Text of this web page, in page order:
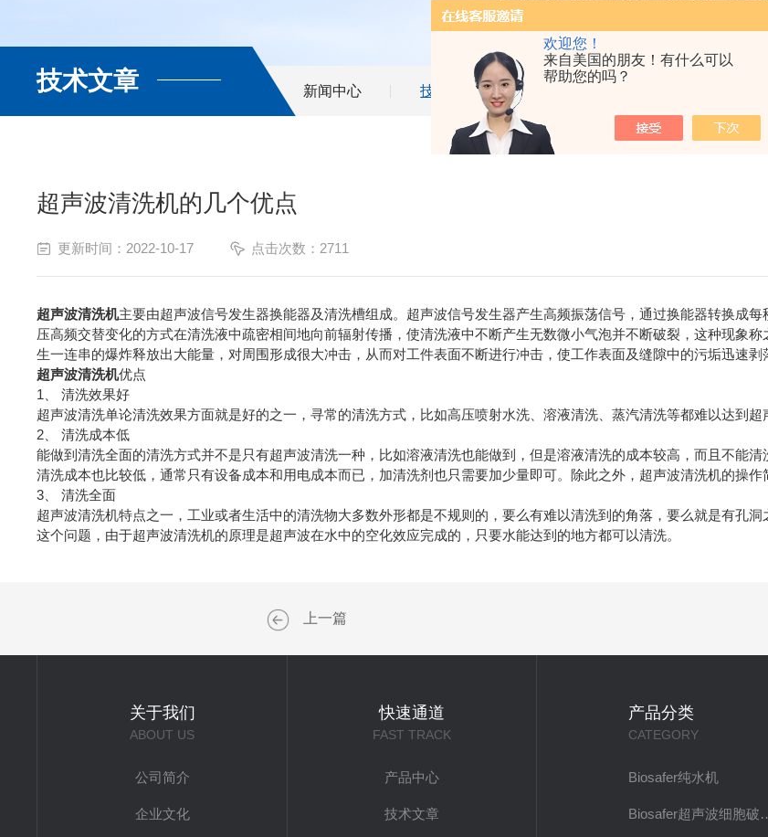
欢迎您！
来自美国的朋友！有什么可以
帮助您的吗？
技术文章 新闻中心 技术文章
超声波清洗机的几个优点
更新时间：2022-10-17 点击次数：2711
超声波清洗机主要由超声波信号发生器换能器及清洗槽组成。超声波信号发生器产生高频振荡信号，通过换能器转换成
压高频交替变化的方式在清洗液中疏密相间地向前辐射传播，使清洗液中不断产生无数微小气泡并不断破裂，这种现象
生一连串的爆炸释放出大能量，对周围形成很大冲击，从而对工件表面不断进行冲击，使工作表面及缝隙中的污垢迅速剥
超声波清洗机优点
1、 清洗效果好
超声波清洗单论清洗效果方面就是好的之一，寻常的清洗方式，比如高压喷射水洗、溶液清洗、蒸汽清洗等都难以达到超
2、 清洗成本低
能做到清洗全面的清洗方式并不是只有超声波清洗一种，比如溶液清洗也能做到，但是溶液清洗的成本较高，而且不能
清洗成本也比较低，通常只有设备成本和用电成本而已，加清洗剂也只需要加少量即可。除此之外，超声波清洗机的操作
3、 清洗全面
超声波清洗机特点之一，工业或者生活中的清洗物大多数外形都是不规则的，要么有难以清洗到的角落，要么就是有孔
这个问题，由于超声波清洗机的原理是超声波在水中的空化效应完成的，只要水能达到的地方都可以清洗。
上一篇
关于我们
ABOUT US
公司简介
企业文化
快速通道
FAST TRACK
产品中心
技术文章
产品分类
CATEGORY
Biosafer纯水机
Biosafer超